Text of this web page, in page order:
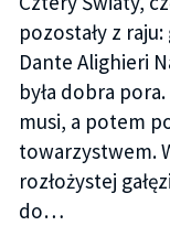
pozostały z
Dante Alighieri
była dobra
musi, a potem
towarzystwem.
rozłożystej
do…